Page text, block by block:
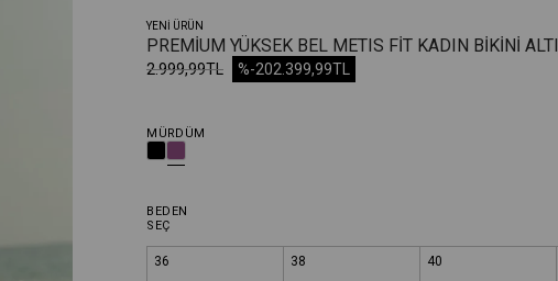
YENİ ÜRÜN
PREMIUM YÜKSEK BEL METIS FIT KADIN BIKINI ALTI
2.999,99TL 2.399,99TL
%-20
MÜRDÜM
BEDEN
SEÇ
36 38 40